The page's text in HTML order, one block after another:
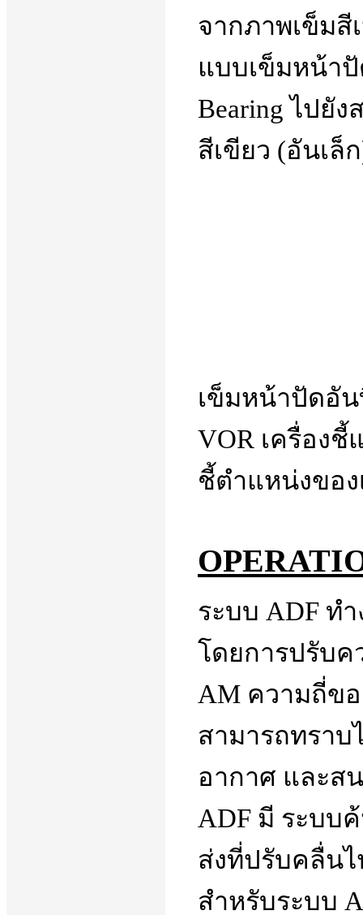
จากภาพเข็ม
แบบเข็มหน้าปั
Bearing ไปยั
สีเขียว (อันเล็
เข็มหน้าปัดอัน
VOR เครื่อง
ชี้ตำแหน่งของ
ระบบ ADF ท
โดยการปรับค
AM ความถี่ข
สามารถทราบ
อากาศ และสน
ADF มี ระบบ
ส่งที่ปรับคลื่น
สำหรับระบบ